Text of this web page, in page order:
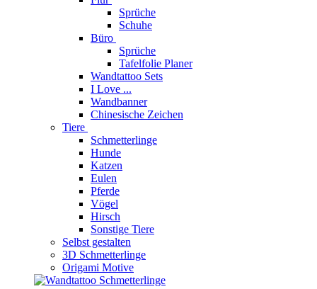
Sprüche
Schuhe
Büro
Sprüche
Tafelfolie Planer
Wandtattoo Sets
I Love ...
Wandbanner
Chinesische Zeichen
Tiere
Schmetterlinge
Hunde
Katzen
Eulen
Pferde
Vögel
Hirsch
Sonstige Tiere
Selbst gestalten
3D Schmetterlinge
Origami Motive